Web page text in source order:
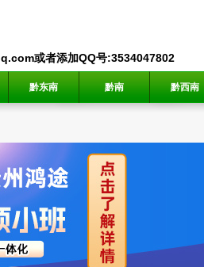
或者添加QQ号:3534047802
黔东南 黔南 黔西南